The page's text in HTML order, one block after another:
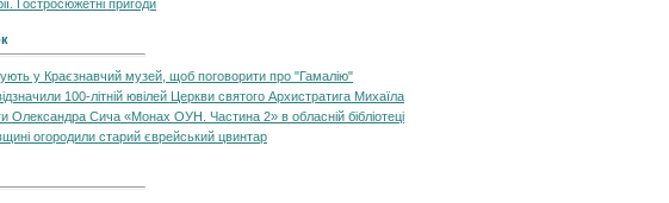
Гостросюжетні пригоди
у Краєзнавчий музей, щоб поговорити про "Гамалію"
100-літній ювілей Церкви святого Архистратига Михаїла
Олександра Сича «Монах ОУН. Частина 2» в обласній бібліотеці
огородили старий єврейський цвинтар